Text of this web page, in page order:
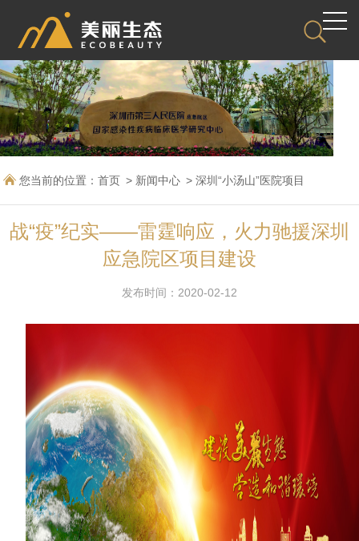
您当前的位置：首页 新闻中心 深圳“小汤山”医院项目
战“疫”纪实——雷霆响应，火力驰援深圳
应急院区项目建设
发布时间：2020-02-12